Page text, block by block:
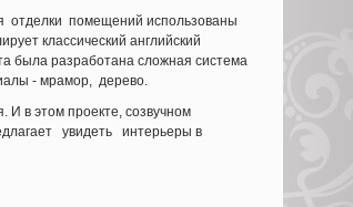
отделки помещений использованы
классический английский
была разработана сложная система
- мрамор, дерево.
И в этом проекте, созвучном
увидеть интерьеры в